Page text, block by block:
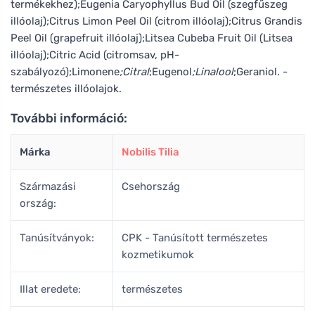
termékekhez);Eugenia Caryophyllus Bud Oil (szegfűszeg
illóolaj);Citrus Limon Peel Oil (citrom illóolaj);Citrus Grandis
Peel Oil (grapefruit illóolaj);Litsea Cubeba Fruit Oil (Litsea
illóolaj);Citric Acid (citromsav, pH-
szabályozó);Limonene;Citral;Eugenol;Linalool;Geraniol. -
természetes illóolajok.
További információ:
Márka Nobilis Tilia
Származási
ország:
Csehország
Tanúsítványok:
CPK - Tanúsított természetes
kozmetikumok
Illat eredete: természetes